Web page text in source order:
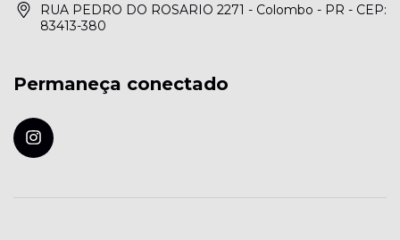
RUA PEDRO DO ROSARIO 2271 - Colombo - PR - CEP:
83413-380
Permaneça conectado